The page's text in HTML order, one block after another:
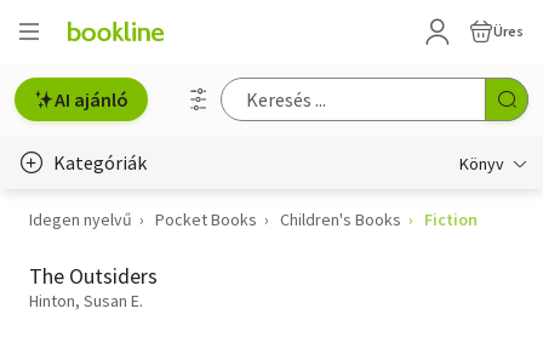
Üres
AI ajánló
Kategóriák Könyv
Életmód, egészség
Erotika
Idegen nyelvű Pocket Books Children's Books Fiction
The Outsiders
Hinton, Susan E.